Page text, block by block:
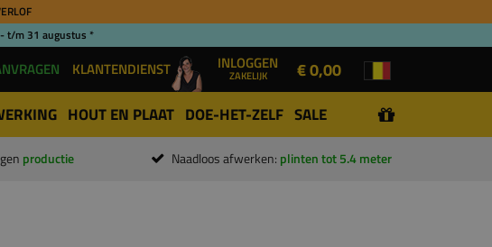
- t/m 31 augustus *
KLANTENDIENST INLOGGEN
ZAKELIJK € 0,00
HOUT EN PLAAT DOE-HET-ZELF SALE
productie Naadloos afwerken: plinten tot 5.4 meter